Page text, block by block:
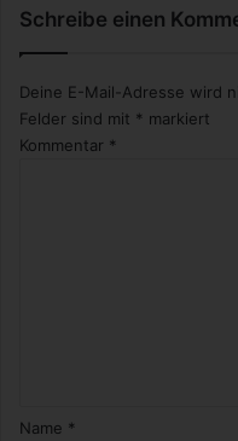
Schreibe einen
Deine E-Mail-Adresse wird
Felder sind mit * markiert
Kommentar *
Name *